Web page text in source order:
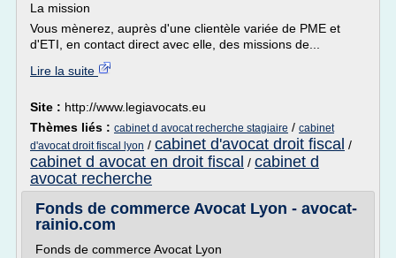
La mission
Vous mènerez, auprès d'une clientèle variée de PME et
d'ETI, en contact direct avec elle, des missions de...
Lire la suite
Site : http://www.legiavocats.eu
Thèmes liés : cabinet d avocat recherche stagiaire / cabinet
d'avocat droit fiscal lyon / cabinet d'avocat droit fiscal /
cabinet d avocat en droit fiscal / cabinet d
avocat recherche
Fonds de commerce Avocat Lyon - avocat-
rainio.com
Fonds de commerce Avocat Lyon